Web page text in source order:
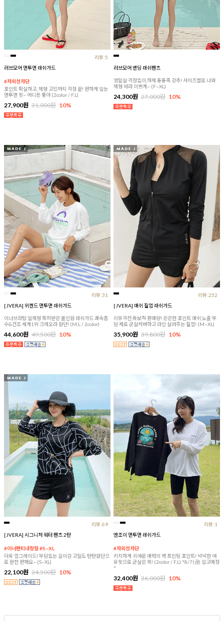
리뷰:5
러브모어 맨투맨 래쉬가드
#자외선차단
포인트 확실하고, 체형 고민까지 걱정 끝! 편하게 입는
맨투맨 핏~ 어디든 좋아 (2color / F,L)
27,900원 31,000원 10%
러브모어 밴딩 래쉬팬츠
엉밑살 걱정없이,하체 통통족 강추! 사이즈별로 나와
체형 따라 이쁘게~ (F~XL)
24,300원 27,000원 10%
리뷰:31
[JVERA] 위켄드 맨투맨 래쉬가드
이너브라탑 일체형 특허받은 올인원 래쉬가드 쾌속흡
수&건조 세계1위 크레오라 원단! (M,L / 2color)
44,600원 49,500원 10%
리뷰:252
[JVERA] 매쉬 짚업 래쉬가드
리뷰극찬,독보적 판매량! 은은한 포인트 매쉬,노출 부
담 제로 군살커버하고 라인 살려주는 짚업! (M~XL)
35,900원 39,800원 10%
리뷰:69
[JVERA] 시그니처 워터 팬츠 2탄
#이너팬티내장형 #S~XL
더욱 업그레이드! 부담없는 길이감 고밀도 탄탄원단으
로 완전 편해요~ (S~XL)
22,100원 24,500원 10%
리뷰:1
엔조이 맨투맨 래쉬가드
#자외선차단
키치하게 귀여운 매력의 백 프린팅 포인트! 넉넉한 여
유핏으로 군살은 쏙! (2color / F,L) *8/7(금) 입고예정
*
32,400원 36,000원 10%